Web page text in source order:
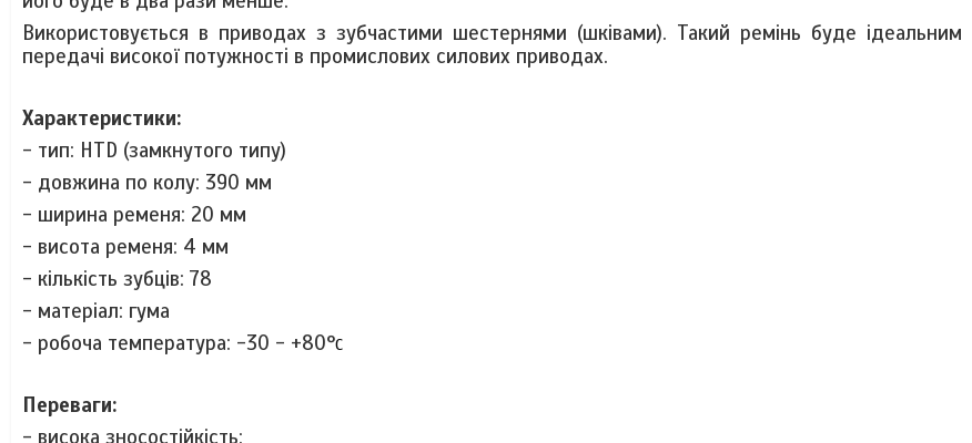
Використовується в приводах з зубчастими шестернями (шківами). Такий ремінь буде ідеальним
передачі високої потужності в промислових силових приводах.
Характеристики:
- тип: HTD (замкнутого типу)
- довжина по колу: 390 мм
- ширина ременя: 20 мм
- висота ременя: 4 мм
- кількість зубців: 78
- матеріал: гума
- робоча температура: -30 - +80°C
Переваги:
- висока зносостійкість;